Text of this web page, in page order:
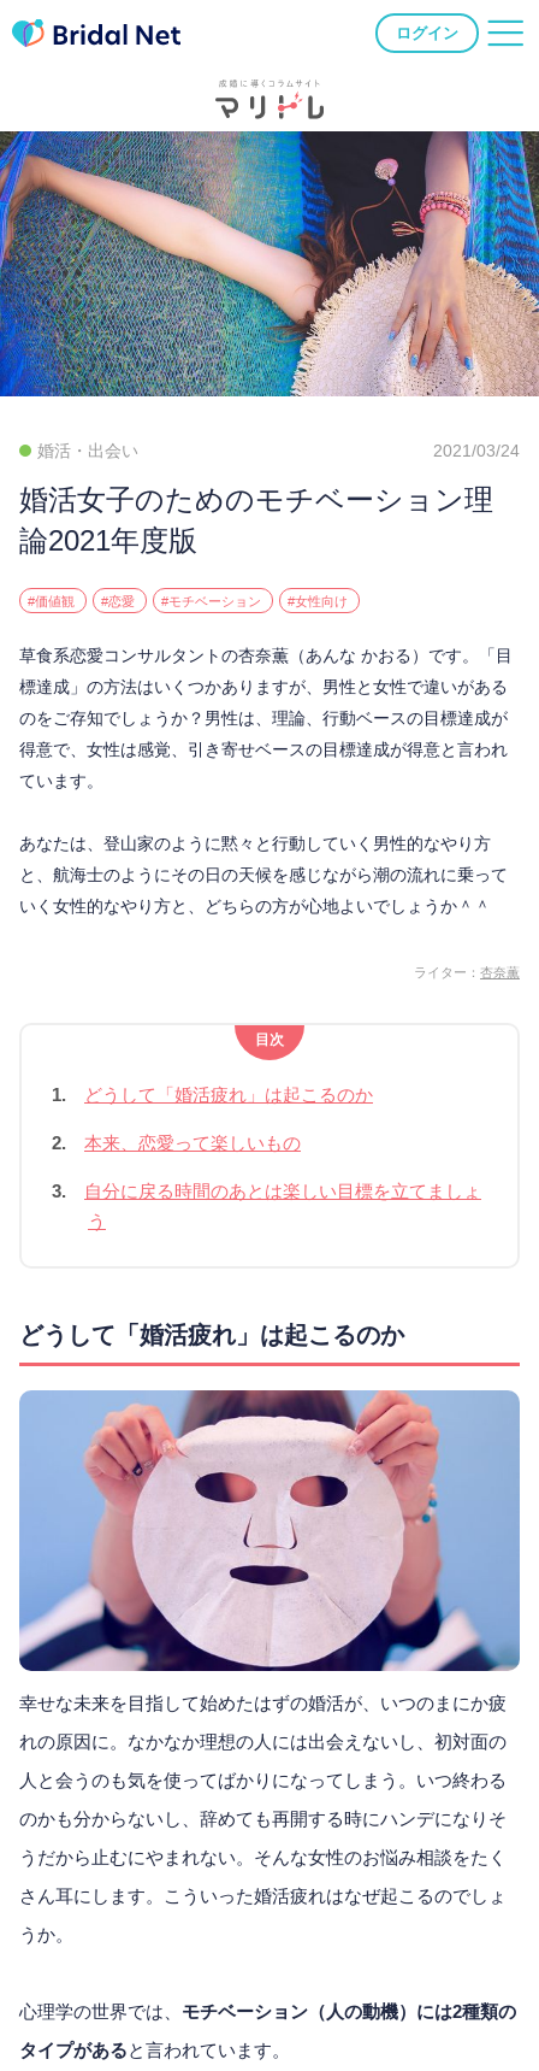
ログイン
婚活・出会い 2021/03/24
婚活女子のためのモチベーション理
論2021年度版
#価値観 #恋愛 #モチベーション #女性向け
草食系恋愛コンサルタントの杏奈薫（あんな かおる）です。「目
標達成」の方法はいくつかありますが、男性と女性で違いがある
のをご存知でしょうか？男性は、理論、行動ベースの目標達成が
得意で、女性は感覚、引き寄せベースの目標達成が得意と言われ
ています。
あなたは、登山家のように黙々と行動していく男性的なやり方
と、航海士のようにその日の天候を感じながら潮の流れに乗って
いく女性的なやり方と、どちらの方が心地よいでしょうか＾＾
ライター： 杏奈薫
目次
1. どうして「婚活疲れ」は起こるのか
2. 本来、恋愛って楽しいもの
3.
自分に戻る時間のあとは楽しい目標を立てましょ
う
どうして「婚活疲れ」は起こるのか
幸せな未来を目指して始めたはずの婚活が、いつのまにか疲
れの原因に。なかなか理想の人には出会えないし、初対面の
人と会うのも気を使ってばかりになってしまう。いつ終わる
のかも分からないし、辞めても再開する時にハンデになりそ
うだから止むにやまれない。そんな女性のお悩み相談をたく
さん耳にします。こういった婚活疲れはなぜ起こるのでしょ
うか。
心理学の世界では、 モチベーション（人の動機）には2種類の
タイプがあると言われています。